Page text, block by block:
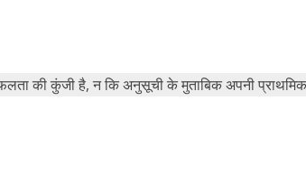
की कुंजी है, न कि अनुसूची के मुताबिक अपनी